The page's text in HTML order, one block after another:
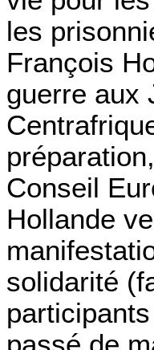
les
François
guerre aux
Conseil
Hollande
solidarité